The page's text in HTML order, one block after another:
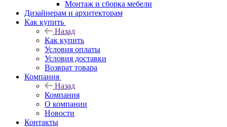
Монтаж и сборка мебели
Дизайнерам и архитекторам
Как купить
Назад
Как купить
Условия оплаты
Условия доставки
Возврат товара
Компания
Назад
Компания
О компании
Новости
Контакты